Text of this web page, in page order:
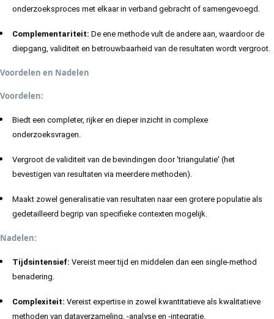
onderzoeksproces met elkaar in verband gebracht of samengevoegd.
Complementariteit: De ene methode vult de andere aan, waardoor de
diepgang, validiteit en betrouwbaarheid van de resultaten wordt vergroot.
Voordelen en Nadelen
Voordelen:
Biedt een completer, rijker en dieper inzicht in complexe
onderzoeksvragen.
Vergroot de validiteit van de bevindingen door 'triangulatie' (het
bevestigen van resultaten via meerdere methoden).
Maakt zowel generalisatie van resultaten naar een grotere populatie als
gedetailleerd begrip van specifieke contexten mogelijk.
Nadelen:
Tijdsintensief: Vereist meer tijd en middelen dan een single-method
benadering.
Complexiteit: Vereist expertise in zowel kwantitatieve als kwalitatieve
methoden van dataverzameling, -analyse en -integratie.